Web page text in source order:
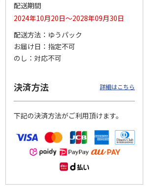
ョの
タと
ポムポムプリン30th
日付印 Lサイズ
4,950円
(送料別・税込)
令和八年七月場所
優勝力士純金製小判
【安青錦】
605,000円
(送料・税込)
配送期間
2024年10月20日～2028年09月30日
配送方法
ゆうパック
お届け日
指定不可
のし
対応不可
決済方法 詳細はこちら
下記の決済方法がご利用頂けます。